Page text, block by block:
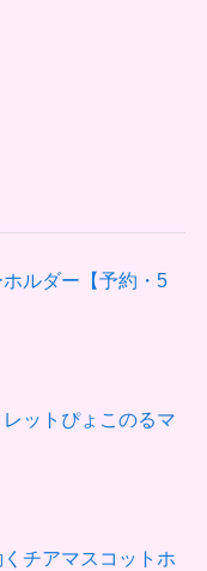
ルダー【予約・5
レットぴょこのるマ
くチアマスコットホ